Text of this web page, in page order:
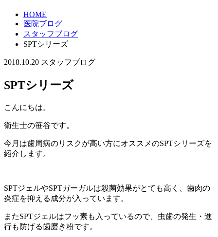
HOME
医院ブログ
スタッフブログ
SPTシリーズ
2018.10.20 スタッフブログ
SPTシリーズ
こんにちは。
衛生士の笹谷です。
今月は歯周病のリスクが高い方にオススメのSPTシリーズを
紹介します。
SPTジェルやSPTガーガルは殺菌効果がとても高く、歯肉の
炎症を抑える成分が入っています。
またSPTジェルはフッ素も入っているので、虫歯の発生・進
行も防げる歯磨き粉です。